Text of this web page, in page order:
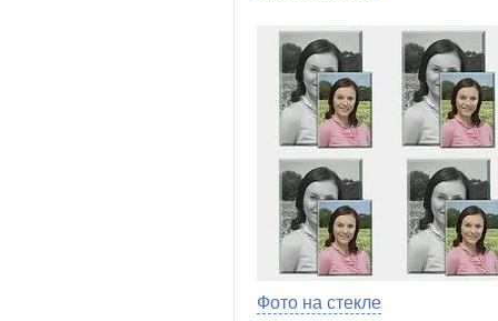
Фото на стекле